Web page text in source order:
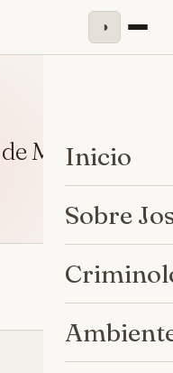
◑
Inicio
Sobre
México